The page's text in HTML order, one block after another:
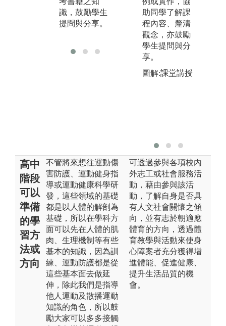
識，鼓勵學生
提問與分享。
所學知識，訓
練細心操作與
成熟技巧。
助同學了解課
程內容、釐清
觀念，亦鼓勵
學生提問與分
享。
圖解:課堂講授
高中
階段
可以
準備
的學
習方
法或
方向
不管將來想往運動傷
害防護、運動健身指
導或運動健康科學研
發，這些領域的基礎
都是以人體的解剖為
基礎，所以在學科方
面可以先在人體的肌
肉、生理機制等有些
基本的知識，因為訓
練、運動防護都是從
這些基本面去做延
伸，除此我們是指導
他人運動及散播運動
知識的角色，所以鼓
勵大家可以多多接觸
可透過參與各項校內
外志工或社會服務活
動，藉由參與該活
動，了解自身是否具
有人文社會關懷之傾
向，並有志於朝適應
體育的方向，透過體
育教學與活動來使身
心障案者充分獲得增
進體能、促進健康、
提升生活品質的機
會。